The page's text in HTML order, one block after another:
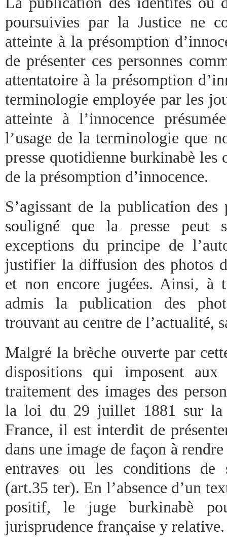
poursuivies par la Justice ne
atteinte à la présomption
de présenter ces personnes
attentatoire à la présomption
terminologie employée par les
atteinte à l’innocence
l’usage de la terminologie que
presse quotidienne burkinabè les
de la présomption d’innocence.
S’agissant de la publication des
souligné que la presse peut
exceptions du principe de
justifier la diffusion des photos
et non encore jugées. Ainsi, à
admis la publication des
trouvant au centre de l’actualité,
Malgré la brèche ouverte par
dispositions qui imposent
traitement des images des
la loi du 29 juillet 1881 sur la
France, il est interdit de
dans une image de façon à
entraves ou les conditions de
(art.35 ter). En l’absence d’un
positif, le juge burkinabè
jurisprudence française y relative.